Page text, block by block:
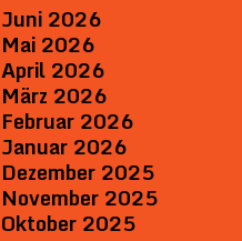
Juni 2026
Mai 2026
April 2026
März 2026
Februar 2026
Januar 2026
Dezember 2025
November 2025
Oktober 2025